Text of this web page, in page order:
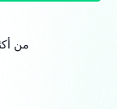
من أكثر